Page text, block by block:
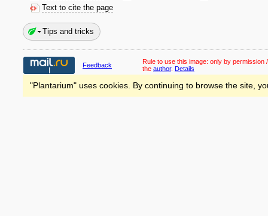
Text to cite the page
Tips and tricks
Feedback Rule to use this image: only by permission
the author. Details
"Plantarium" uses cookies. By continuing to browse the site,